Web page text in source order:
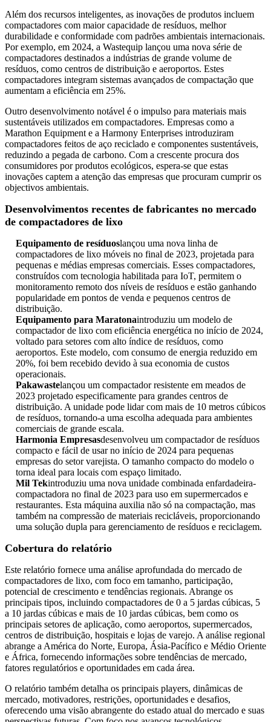
Além dos recursos inteligentes, as inovações de produtos incluem
compactadores com maior capacidade de resíduos, melhor
durabilidade e conformidade com padrões ambientais internacionais.
Por exemplo, em 2024, a Wastequip lançou uma nova série de
compactadores destinados a indústrias de grande volume de
resíduos, como centros de distribuição e aeroportos. Estes
compactadores integram sistemas avançados de compactação que
aumentam a eficiência em 25%.
Outro desenvolvimento notável é o impulso para materiais mais
sustentáveis ​​utilizados em compactadores. Empresas como a
Marathon Equipment e a Harmony Enterprises introduziram
compactadores feitos de aço reciclado e componentes sustentáveis,
reduzindo a pegada de carbono. Com a crescente procura dos
consumidores por produtos ecológicos, espera-se que estas
inovações captem a atenção das empresas que procuram cumprir os
objectivos ambientais.
Desenvolvimentos recentes de fabricantes no mercado
de compactadores de lixo
Equipamento de resíduoslançou uma nova linha de
compactadores de lixo móveis no final de 2023, projetada para
pequenas e médias empresas comerciais. Esses compactadores,
construídos com tecnologia habilitada para IoT, permitem o
monitoramento remoto dos níveis de resíduos e estão ganhando
popularidade em pontos de venda e pequenos centros de
distribuição.
Equipamento para Maratonaintroduziu um modelo de
compactador de lixo com eficiência energética no início de 2024,
voltado para setores com alto índice de resíduos, como
aeroportos. Este modelo, com consumo de energia reduzido em
20%, foi bem recebido devido à sua economia de custos
operacionais.
Pakawastelançou um compactador resistente em meados de
2023 projetado especificamente para grandes centros de
distribuição. A unidade pode lidar com mais de 10 metros cúbicos
de resíduos, tornando-a uma escolha adequada para ambientes
comerciais de grande escala.
Harmonia Empresasdesenvolveu um compactador de resíduos
compacto e fácil de usar no início de 2024 para pequenas
empresas do setor varejista. O tamanho compacto do modelo o
torna ideal para locais com espaço limitado.
Mil Tekintroduziu uma nova unidade combinada enfardadeira-
compactadora no final de 2023 para uso em supermercados e
restaurantes. Esta máquina auxilia não só na compactação, mas
também na compressão de materiais recicláveis, proporcionando
uma solução dupla para gerenciamento de resíduos e reciclagem.
Cobertura do relatório
Este relatório fornece uma análise aprofundada do mercado de
compactadores de lixo, com foco em tamanho, participação,
potencial de crescimento e tendências regionais. Abrange os
principais tipos, incluindo compactadores de 0 a 5 jardas cúbicas, 5
a 10 jardas cúbicas e mais de 10 jardas cúbicas, bem como os
principais setores de aplicação, como aeroportos, supermercados,
centros de distribuição, hospitais e lojas de varejo. A análise regional
abrange a América do Norte, Europa, Ásia-Pacífico e Médio Oriente
e África, fornecendo informações sobre tendências de mercado,
fatores regulatórios e oportunidades em cada área.
O relatório também detalha os principais players, dinâmicas de
mercado, motivadores, restrições, oportunidades e desafios,
oferecendo uma visão abrangente do estado atual do mercado e suas